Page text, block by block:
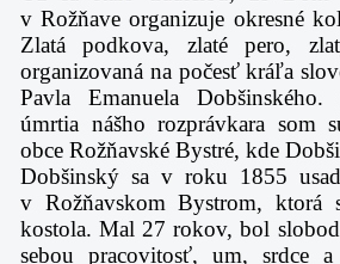
v Rožňave organizuje okresné
Zlatá podkova, zlaté pero,
organizovaná na počesť kráľa
Pavla Emanuela
úmrtia nášho rozprávkara som
obce Rožňavské Bystré, kde
Dobšinský sa v roku 1855
v Rožňavskom Bystrom, ktorá
kostola. Mal 27 rokov, bol
sebou pracovitosť, um, srdce